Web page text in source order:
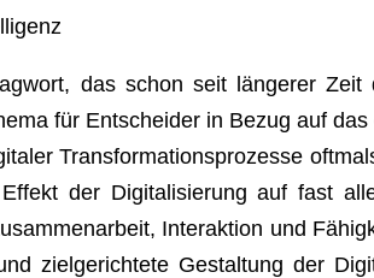
das schon seit längerer Zeit
für Entscheider in Bezug auf
Transformationsprozesse
der Digitalisierung auf fast
Interaktion und
zielgerichtete Gestaltung der